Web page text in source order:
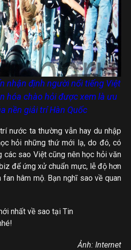
nhận định người nổi tiếng Việt
hóa chào hỏi được xem là ưu
nền giải trí Hàn Quốc
nước ta thường vẫn hay du nhập
hỏi những thứ mới lạ, do đó, có
các sao Việt cũng nên học hỏi văn
để ứng xử chuẩn mực, lễ độ hơn
hâm mộ. Bạn nghĩ sao về quan
nhất về sao tại Tin
Ảnh: Internet